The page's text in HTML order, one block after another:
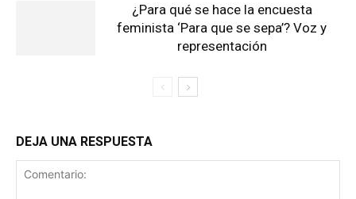
¿Para qué se hace la encuesta
feminista ‘Para que se sepa’? Voz y
representación
DEJA UNA RESPUESTA